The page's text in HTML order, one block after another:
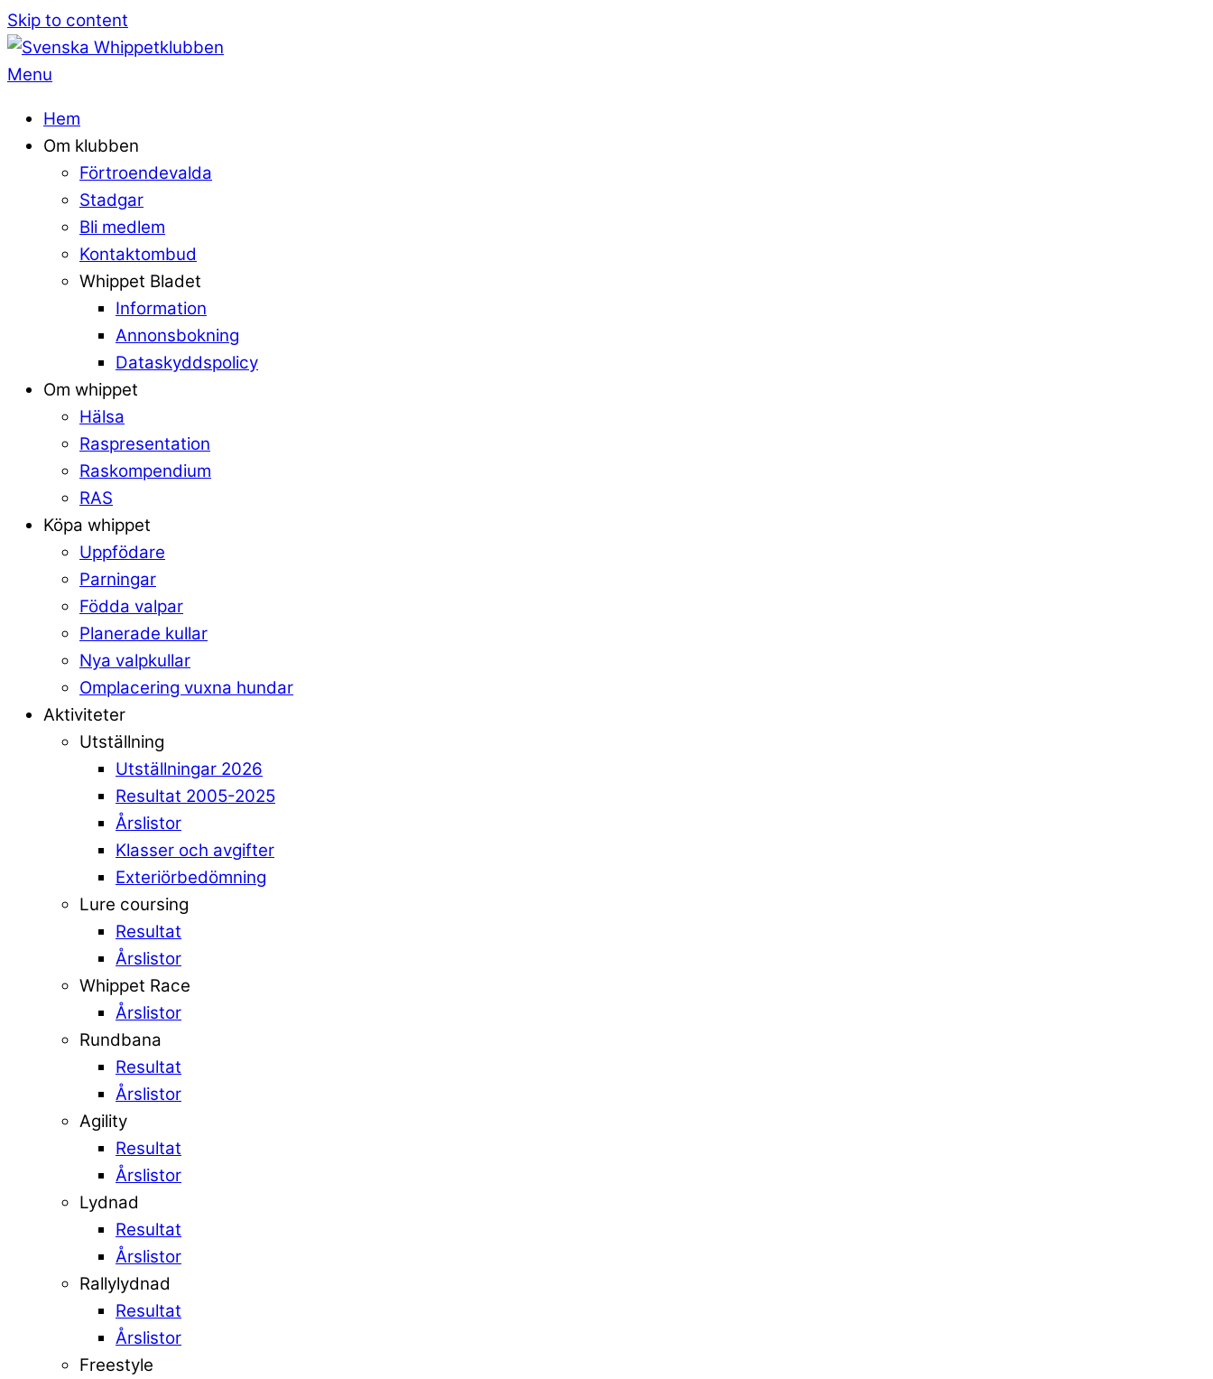
Skip to content
Menu
Hem
Om klubben
Förtroendevalda
Stadgar
Bli medlem
Kontaktombud
Whippet Bladet
Information
Annonsbokning
Dataskyddspolicy
Om whippet
Hälsa
Raspresentation
Raskompendium
RAS
Köpa whippet
Uppfödare
Parningar
Födda valpar
Planerade kullar
Nya valpkullar
Omplacering vuxna hundar
Aktiviteter
Utställning
Utställningar 2026
Resultat 2005-2025
Årslistor
Klasser och avgifter
Exteriörbedömning
Lure coursing
Resultat
Årslistor
Whippet Race
Årslistor
Rundbana
Resultat
Årslistor
Agility
Resultat
Årslistor
Lydnad
Resultat
Årslistor
Rallylydnad
Resultat
Årslistor
Freestyle